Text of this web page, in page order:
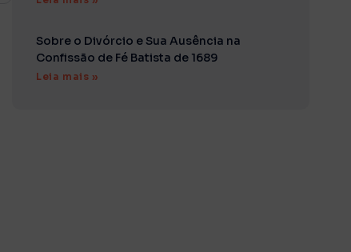
Sobre o Divórcio e Sua Ausência na
Confissão de Fé Batista de 1689
Leia mais »